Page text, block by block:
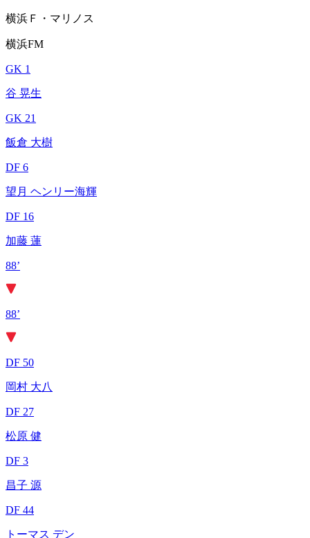
横浜Ｆ・マリノス
横浜FM
GK 1
谷 晃生
GK 21
飯倉 大樹
DF 6
望月 ヘンリー海輝
DF 16
加藤 蓮
88’
88’
DF 50
岡村 大八
DF 27
松原 健
DF 3
昌子 源
DF 44
トーマス デン